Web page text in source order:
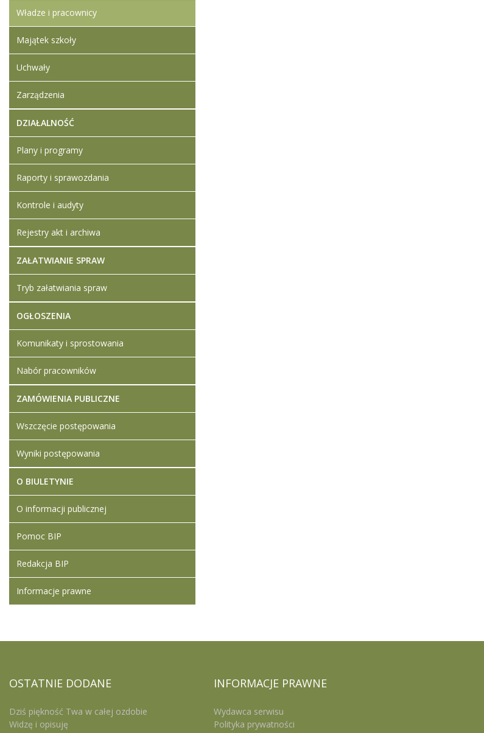
Władze i pracownicy
Majątek szkoły
Uchwały
Zarządzenia
DZIAŁALNOŚĆ
Plany i programy
Raporty i sprawozdania
Kontrole i audyty
Rejestry akt i archiwa
ZAŁATWIANIE SPRAW
Tryb załatwiania spraw
OGŁOSZENIA
Komunikaty i sprostowania
Nabór pracowników
ZAMÓWIENIA PUBLICZNE
Wszczęcie postępowania
Wyniki postępowania
O BIULETYNIE
O informacji publicznej
Pomoc BIP
Redakcja BIP
Informacje prawne
OSTATNIE DODANE
Dziś piękność Twa w całej ozdobie
Widzę i opisuję
INFORMACJE PRAWNE
Wydawca serwisu
Polityka prywatności